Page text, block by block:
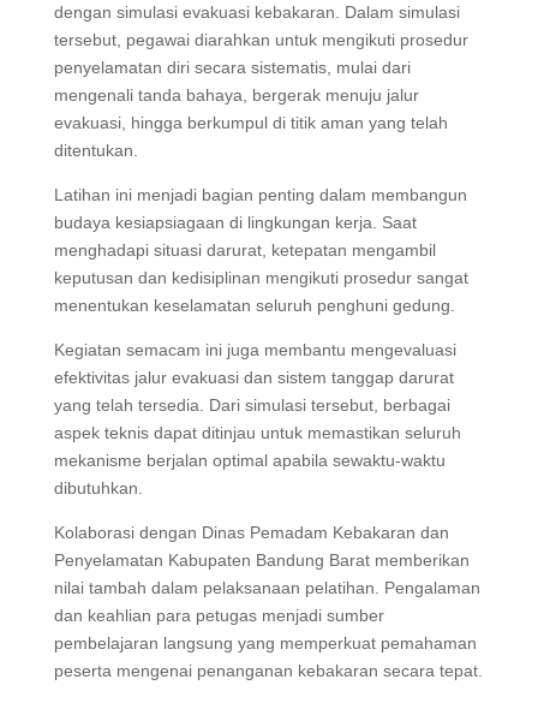
dengan simulasi evakuasi kebakaran. Dalam simulasi
tersebut, pegawai diarahkan untuk mengikuti prosedur
penyelamatan diri secara sistematis, mulai dari
mengenali tanda bahaya, bergerak menuju jalur
evakuasi, hingga berkumpul di titik aman yang telah
ditentukan.
Latihan ini menjadi bagian penting dalam membangun
budaya kesiapsiagaan di lingkungan kerja. Saat
menghadapi situasi darurat, ketepatan mengambil
keputusan dan kedisiplinan mengikuti prosedur sangat
menentukan keselamatan seluruh penghuni gedung.
Kegiatan semacam ini juga membantu mengevaluasi
efektivitas jalur evakuasi dan sistem tanggap darurat
yang telah tersedia. Dari simulasi tersebut, berbagai
aspek teknis dapat ditinjau untuk memastikan seluruh
mekanisme berjalan optimal apabila sewaktu-waktu
dibutuhkan.
Kolaborasi dengan Dinas Pemadam Kebakaran dan
Penyelamatan Kabupaten Bandung Barat memberikan
nilai tambah dalam pelaksanaan pelatihan. Pengalaman
dan keahlian para petugas menjadi sumber
pembelajaran langsung yang memperkuat pemahaman
peserta mengenai penanganan kebakaran secara tepat.